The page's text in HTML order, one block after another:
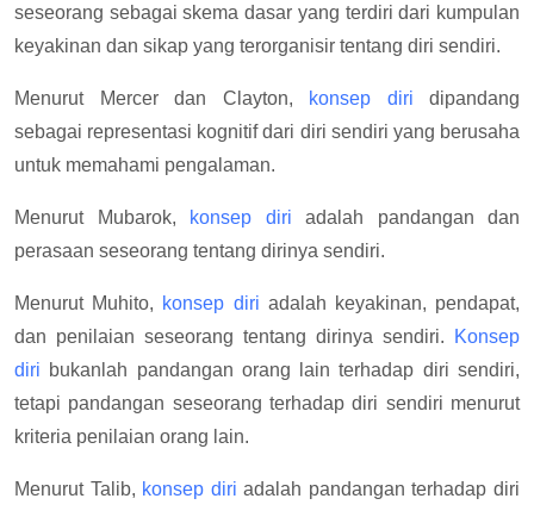
seseorang sebagai skema dasar yang terdiri dari kumpulan
keyakinan dan sikap yang terorganisir tentang diri sendiri.
Menurut Mercer dan Clayton, konsep diri dipandang
sebagai representasi kognitif dari diri sendiri yang berusaha
untuk memahami pengalaman.
Menurut Mubarok, konsep diri adalah pandangan dan
perasaan seseorang tentang dirinya sendiri.
Menurut Muhito, konsep diri adalah keyakinan, pendapat,
dan penilaian seseorang tentang dirinya sendiri.
Konsep
diri bukanlah pandangan orang lain terhadap diri sendiri,
tetapi pandangan seseorang terhadap diri sendiri menurut
kriteria penilaian orang lain.
Menurut Talib, konsep diri adalah pandangan terhadap diri